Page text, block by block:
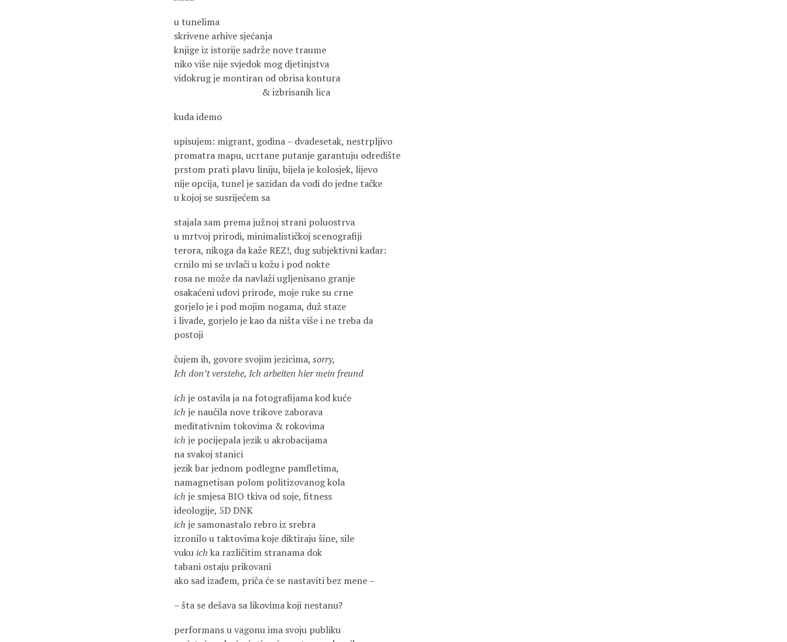
u tunelima
skrivene arhive sjećanja
knjige iz istorije sadrže nove traume
niko više nije svjedok mog djetinjstva
vidokrug je montiran od obrisa kontura
& izbrisanih lica
kuda idemo
upisujem: migrant, godina – dvadesetak, nestrpljivo
promatra mapu, ucrtane putanje garantuju odredište
prstom prati plavu liniju, bijela je kolosjek, lijevo
nije opcija, tunel je sazidan da vodi do jedne tačke
u kojoj se susrijećem sa
stajala sam prema južnoj strani poluostrva
u mrtvoj prirodi, minimalističkoj scenografiji
terora, nikoga da kaže REZ!, dug subjektivni kadar:
crnilo mi se uvlači u kožu i pod nokte
rosa ne može da navlaži ugljenisano granje
osakaćeni udovi prirode, moje ruke su crne
gorjelo je i pod mojim nogama, duž staze
i livade, gorjelo je kao da ništa više i ne treba da
postoji
čujem ih, govore svojim jezicima, sorry,
Ich don’t verstehe, Ich arbeiten hier mein freund
ich je ostavila ja na fotografijama kod kuće
ich je naučila nove trikove zaborava
meditativnim tokovima & rokovima
ich je pocijepala jezik u akrobacijama
na svakoj stanici
jezik bar jednom podlegne pamfletima,
namagnetisan polom politizovanog kola
ich je smjesa BIO tkiva od soje, fitness
ideologije, 5D DNK
ich je samonastalo rebro iz srebra
izronilo u taktovima koje diktiraju šine, sile
vuku ich ka različitim stranama dok
tabani ostaju prikovani
ako sad izađem, priča će se nastaviti bez mene –
– šta se dešava sa likovima koji nestanu?
performans u vagonu ima svoju publiku